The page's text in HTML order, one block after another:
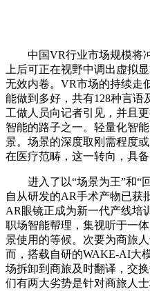
中国VR行业市场规模将冲
上后可正在视野中调出虚拟
无效内卷。VR市场的持续走
能做到多好，共有128种言语
工做人员向记者引见，并且
智能的路子之一。轻量化智
景。场景的深度取刚需程度
在医疗范畴，这一转向，具备
进入了以“场景为王”和“
自从研发的AR手术产物已获
AR眼镜正成为新一代产线培
职场智能帮理，集视听于一
景使用的等候。次要为商旅
而，搭载自研的WAKE-AI大
场拆卸到商旅及时翻译，交
们有两大劣势是针对商旅人